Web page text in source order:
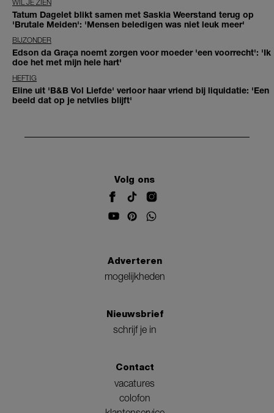
WIL JE ZIEN
Tatum Dagelet blikt samen met Saskia Weerstand terug op
'Brutale Meiden': 'Mensen beledigen was niet leuk meer'
BIJZONDER
Edson da Graça noemt zorgen voor moeder 'een voorrecht': 'Ik
doe het met mijn hele hart'
HEFTIG
Eline uit 'B&B Vol Liefde' verloor haar vriend bij liquidatie: 'Een
beeld dat op je netvlies blijft'
Volg ons
Adverteren
mogelijkheden
Nieuwsbrief
schrijf je in
Contact
vacatures
colofon